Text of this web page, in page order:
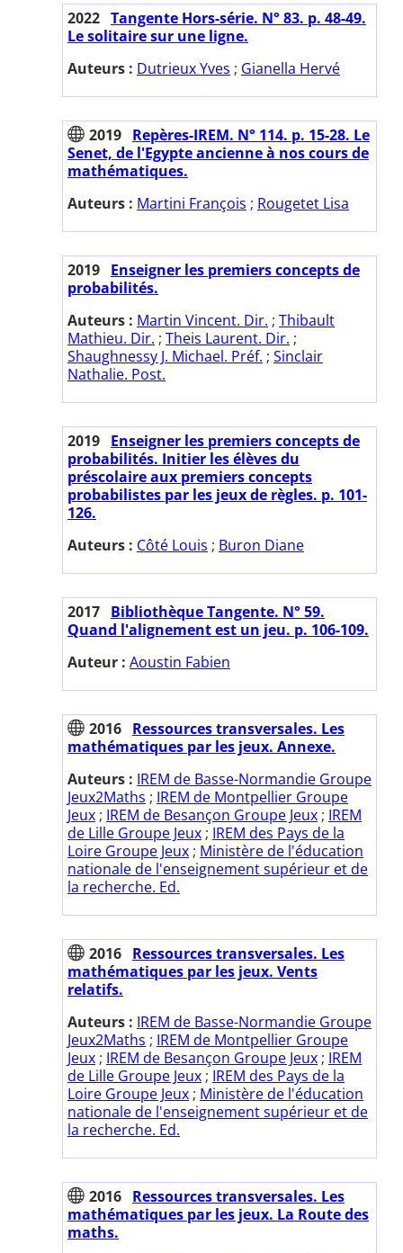
2022 Tangente Hors-série. N° 83. p. 48-49.
Le solitaire sur une ligne.
Auteurs : Dutrieux Yves ; Gianella Hervé
2019 Repères-IREM. N° 114. p. 15-28. Le
Senet, de l'Egypte ancienne à nos cours de
mathématiques.
Auteurs : Martini François ; Rougetet Lisa
2019 Enseigner les premiers concepts de
probabilités.
Auteurs : Martin Vincent. Dir. ; Thibault
Mathieu. Dir. ; Theis Laurent. Dir. ;
Shaughnessy J. Michael. Préf. ; Sinclair
Nathalie. Post.
2019 Enseigner les premiers concepts de
probabilités. Initier les élèves du
préscolaire aux premiers concepts
probabilistes par les jeux de règles. p. 101-
126.
Auteurs : Côté Louis ; Buron Diane
2017 Bibliothèque Tangente. N° 59.
Quand l'alignement est un jeu. p. 106-109.
Auteur : Aoustin Fabien
2016 Ressources transversales. Les
mathématiques par les jeux. Annexe.
Auteurs : IREM de Basse-Normandie Groupe
Jeux2Maths ; IREM de Montpellier Groupe
Jeux ; IREM de Besançon Groupe Jeux ; IREM
de Lille Groupe Jeux ; IREM des Pays de la
Loire Groupe Jeux ; Ministère de l'éducation
nationale de l'enseignement supérieur et de
la recherche. Ed.
2016 Ressources transversales. Les
mathématiques par les jeux. Vents
relatifs.
Auteurs : IREM de Basse-Normandie Groupe
Jeux2Maths ; IREM de Montpellier Groupe
Jeux ; IREM de Besançon Groupe Jeux ; IREM
de Lille Groupe Jeux ; IREM des Pays de la
Loire Groupe Jeux ; Ministère de l'éducation
nationale de l'enseignement supérieur et de
la recherche. Ed.
2016 Ressources transversales. Les
mathématiques par les jeux. La Route des
maths.